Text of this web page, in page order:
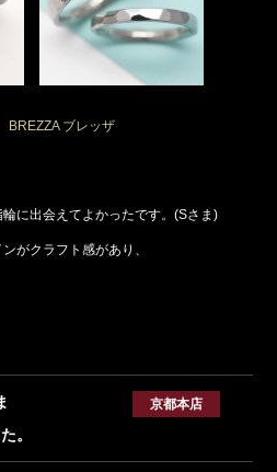
BREZZA ブレッザ
に出会えてよかったです。(Sさま)
がクラフト感があり、
。
京都本店